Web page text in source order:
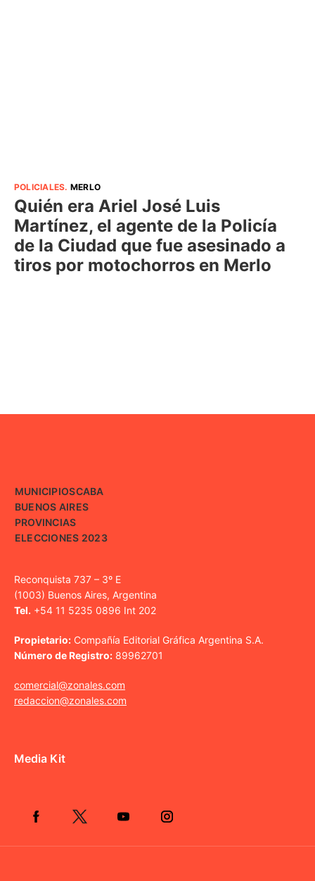
POLICIALES. MERLO
Quién era Ariel José Luis
Martínez, el agente de la Policía
de la Ciudad que fue asesinado a
tiros por motochorros en Merlo
MUNICIPIOSCABA
BUENOS AIRES
PROVINCIAS
ELECCIONES 2023
Reconquista 737 – 3º E
(1003) Buenos Aires, Argentina
Tel. +54 11 5235 0896 Int 202
Propietario: Compañía Editorial Gráfica Argentina S.A.
Número de Registro: 89962701
comercial@zonales.com
redaccion@zonales.com
Media Kit